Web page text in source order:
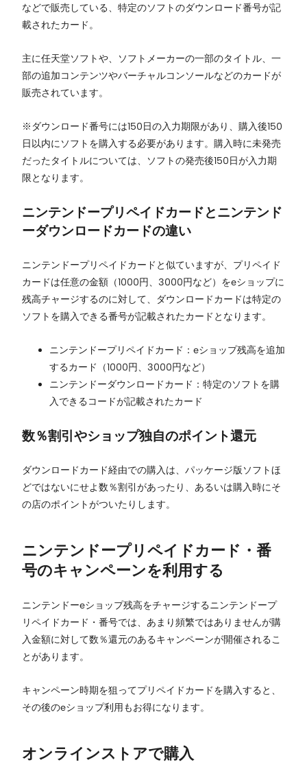
などで販売している、特定のソフトのダウンロード番号が記
載されたカード。
主に任天堂ソフトや、ソフトメーカーの一部のタイトル、一
部の追加コンテンツやバーチャルコンソールなどのカードが
販売されています。
※ダウンロード番号には150日の入力期限があり、購入後150
日以内にソフトを購入する必要があります。購入時に未発売
だったタイトルについては、ソフトの発売後150日が入力期
限となります。
ニンテンドープリペイドカードとニンテンド
ーダウンロードカードの違い
ニンテンドープリペイドカードと似ていますが、プリペイド
カードは任意の金額（1000円、3000円など）をeショップに
残高チャージするのに対して、ダウンロードカードは特定の
ソフトを購入できる番号が記載されたカードとなります。
ニンテンドープリペイドカード：eショップ残高を追加
するカード（1000円、3000円など）
ニンテンドーダウンロードカード：特定のソフトを購
入できるコードが記載されたカード
数％割引やショップ独自のポイント還元
ダウンロードカード経由での購入は、パッケージ版ソフトほ
どではないにせよ数％割引があったり、あるいは購入時にそ
の店のポイントがついたりします。
ニンテンドープリペイドカード・番
号のキャンペーンを利用する
ニンテンドーeショップ残高をチャージするニンテンドープ
リペイドカード・番号では、あまり頻繁ではありませんが購
入金額に対して数％還元のあるキャンペーンが開催されるこ
とがあります。
キャンペーン時期を狙ってプリペイドカードを購入すると、
その後のeショップ利用もお得になります。
オンラインストアで購入